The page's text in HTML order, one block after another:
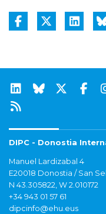
DIPC - Donostia
Manuel Lardizabal 4
E20018 Donostia / San
N 43.305822, W 2.010172
+34 943 01 57 61
dipcinfo@ehu.eus